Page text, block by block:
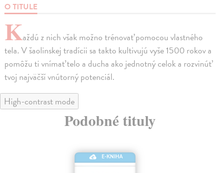
O TITULE
Každú z nich však možno trénovať pomocou vlastného
tela. V šaolinskej tradícii sa takto kultivujú vyše 1500 rokov a
pomôžu ti vnímať telo a ducha ako jednotný celok a rozvinúť
tvoj najväčší vnútorný potenciál.
High-contrast mode
Podobné tituly
E-KNIHA